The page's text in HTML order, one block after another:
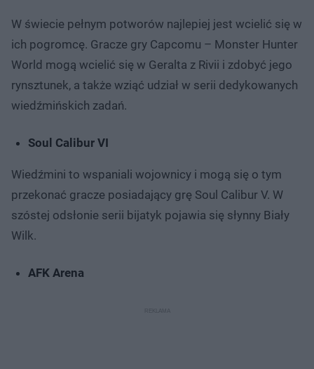
W świecie pełnym potworów najlepiej jest wcielić się w
ich pogromcę. Gracze gry Capcomu – Monster Hunter
World mogą wcielić się w Geralta z Rivii i zdobyć jego
rynsztunek, a także wziąć udział w serii dedykowanych
wiedźmińskich zadań.
Soul Calibur VI
Wiedźmini to wspaniali wojownicy i mogą się o tym
przekonać gracze posiadający grę Soul Calibur V. W
szóstej odsłonie serii bijatyk pojawia się słynny Biały
Wilk.
AFK Arena